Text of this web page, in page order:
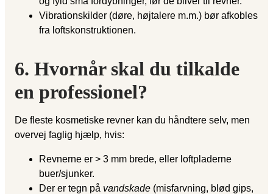
Vibrationskilder (døre, højtalere m.m.) bør afkobles
fra loftskonstruktionen.
6. Hvornår skal du tilkalde
en professionel?
De fleste kosmetiske revner kan du håndtere selv, men
overvej faglig hjælp, hvis:
Revnerne er > 3 mm brede, eller loftpladerne
buer/sjunker.
Der er tegn på vandskade (misfarvning, blød gips,